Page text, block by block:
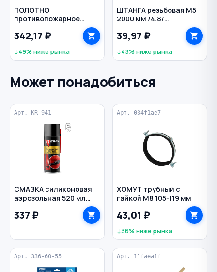
ПОЛОТНО
противопожарное
1500х2000 мм ПП-600
342,17 ₽
↓49% ниже рынка
ШТАНГА резьбовая М5
2000 мм /4.8/
39,97 ₽
↓43% ниже рынка
Может понадобиться
Арт. KR-941
СМАЗКА силиконовая
аэрозольная 520 мл
337 ₽
Арт. 034f1ae7
ХОМУТ трубный с
гайкой М8 105-119 мм
43,01 ₽
↓36% ниже рынка
Арт. 336-60-55 Арт. 11faea1f